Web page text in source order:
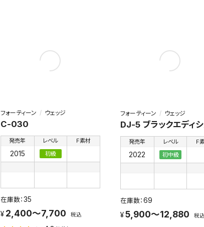
フォーティーン ウェッジ
C-030
発売年
2015
レベル
初級
F素材
35
2,400～7,700 税込
フォーティーン ウェッジ
DJ-5 ブラックエディ
発売年
2022
レベル
初中級
F
69
5,900～12,880 税込